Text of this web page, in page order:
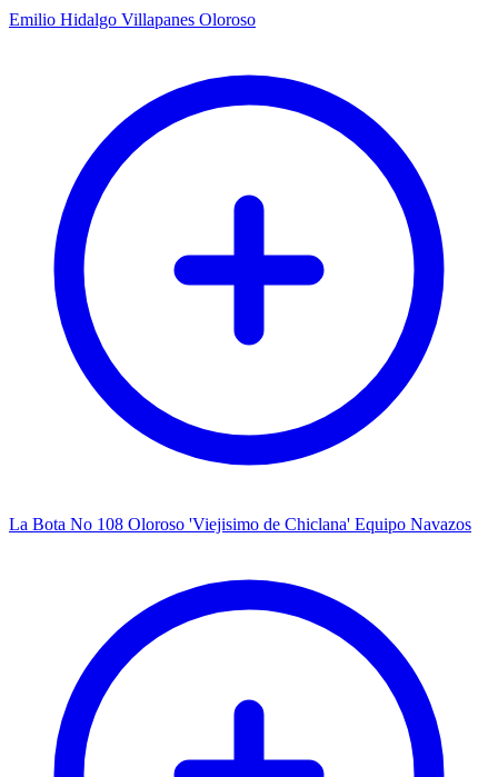
Emilio Hidalgo Villapanes Oloroso
La Bota No 108 Oloroso 'Viejisimo de Chiclana' Equipo Navazos